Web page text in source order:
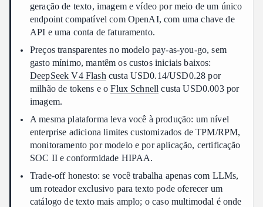
geração de texto, imagem e vídeo por meio de um único
endpoint compatível com OpenAI, com uma chave de
API e uma conta de faturamento.
Preços transparentes no modelo pay-as-you-go, sem
gasto mínimo, mantêm os custos iniciais baixos:
DeepSeek V4 Flash custa USD0.14/USD0.28 por
milhão de tokens e oFlux Schnell custa USD0.003 por
imagem.
A mesma plataforma leva você à produção: um nível
enterprise adiciona limites customizados de TPM/RPM,
monitoramento por modelo e por aplicação, certificação
SOC II e conformidade HIPAA.
Trade-off honesto: se você trabalha apenas com LLMs,
um roteador exclusivo para texto pode oferecer um
catálogo de texto mais amplo; o caso multimodal é onde